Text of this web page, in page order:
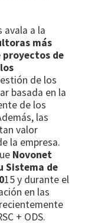
avala a la
más
proyectos de
de los
basada en la
de los
las
valor
la empresa.
Novonet
Sistema de
15 y durante el
en las
+ ODS.